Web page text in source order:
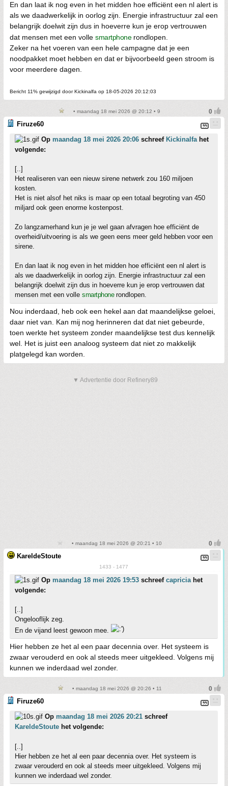
En dan laat ik nog even in het midden hoe efficiënt een nl alert is
als we daadwerkelijk in oorlog zijn. Energie infrastructuur zal een
belangrijk doelwit zijn dus in hoeverre kun je erop vertrouwen
dat mensen met een volle smartphonerondlopen.
Zeker na het voeren van een hele campagne dat je een
noodpakket moet hebben en dat er bijvoorbeeld geen stroom is
voor meerdere dagen.
Bericht 11% gewijzigd door Kickinalfa op 18-05-2026 20:12:03
• maandag 18 mei 2026 @ 20:12 • 9
Firuze60
Op maandag 18 mei 2026 20:06 schreef Kickinalfahet
volgende:
[..]
Het realiseren van een nieuw sirene netwerk zou 160 miljoen
kosten.
Het is niet alsof het niks is maar op een totaal begroting van 450
miljard ook geen enorme kostenpost.
Zo langzamerhand kun je je wel gaan afvragen hoe efficiënt de
overheid/uitvoering is als we geen eens meer geld hebben voor een
sirene.
En dan laat ik nog even in het midden hoe efficiënt een nl alert is
als we daadwerkelijk in oorlog zijn. Energie infrastructuur zal een
belangrijk doelwit zijn dus in hoeverre kun je erop vertrouwen dat
mensen met een volle smartphonerondlopen.
Nou inderdaad, heb ook een hekel aan dat maandelijkse geloei,
daar niet van. Kan mij nog herinneren dat dat niet gebeurde,
toen werkte het systeem zonder maandelijkse test dus kennelijk
wel. Het is juist een analoog systeem dat niet zo makkelijk
platgelegd kan worden.
▼ Advertentie door Refinery89
• maandag 18 mei 2026 @ 20:21 • 10
KareldeStoute
1433 - 1477
Op maandag 18 mei 2026 19:53 schreef capriciahet
volgende:
[..]
Ongelooflijk zeg.
En de vijand leest gewoon mee.
Hier hebben ze het al een paar decennia over. Het systeem is
zwaar verouderd en ook al steeds meer uitgekleed. Volgens mij
kunnen we inderdaad wel zonder.
• maandag 18 mei 2026 @ 20:26 • 11
Firuze60
Op maandag 18 mei 2026 20:21 schreef
KareldeStoute het volgende:
[..]
Hier hebben ze het al een paar decennia over. Het systeem is
zwaar verouderd en ook al steeds meer uitgekleed. Volgens mij
kunnen we inderdaad wel zonder.